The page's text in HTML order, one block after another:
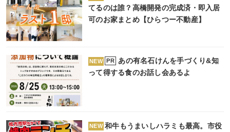
てるのは誰？高橋開発の完成済・即入居
可のお家まとめ【ひらつー不動産】
NEW PR
あの有名石けんを手づくり&知
って得する食のお話し会あるよ
NEW 和牛もうまいしハラミも最高。市役